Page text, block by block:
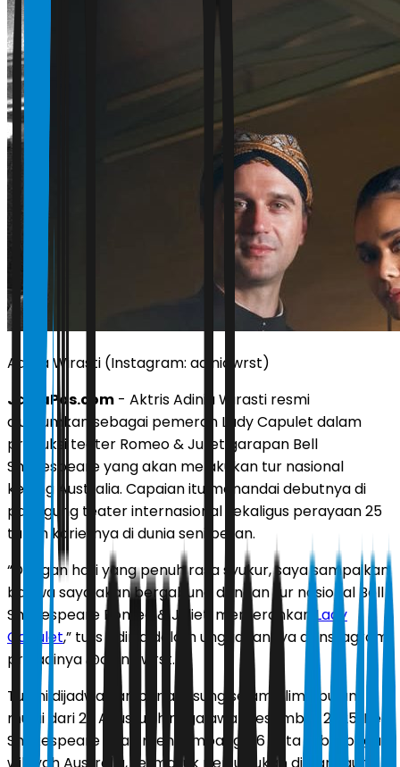
Adinia Wirasti (Instagram: adiniawrst)
JawaPos.com - Aktris Adinia Wirasti resmi
diumumkan sebagai pemeran Lady Capulet dalam
produksi teater Romeo & Juliet garapan Bell
Shakespeare yang akan melakukan tur nasional
keliling Australia. Capaian itu menandai debutnya di
panggung teater internasional sekaligus perayaan 25
tahun kariernya di dunia seni peran.
“Dengan hati yang penuh rasa syukur, saya sampaikan
bahwa saya akan bergabung dengan tur nasional Bell
Shakespeare Romeo & Juliet, memerankan Lady
Capulet,” tulis Adinia dalam unggahannya di Instagram
pribadinya @adiniawrst.
Tur ini dijadwalkan berlangsung selama lima bulan,
mulai dari 29 Agustus hingga awal Desember 2025. Bell
Shakespeare akan menyambangi 26 kota di berbagai